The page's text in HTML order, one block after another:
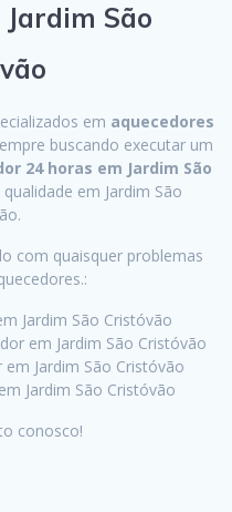
São
em aquecedores
buscando executar um
24 horas em Jardim São
em Jardim São
com quaisquer problemas
Jardim São Cristóvão
em Jardim São Cristóvão
Jardim São Cristóvão
Jardim São Cristóvão
conosco!